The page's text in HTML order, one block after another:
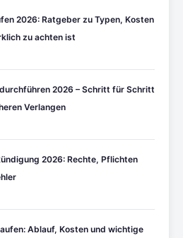
2026: Ratgeber zu Typen, Kosten
zu achten ist
2026 – Schritt für Schritt
Verlangen
2026: Rechte, Pflichten
Ablauf, Kosten und wichtige